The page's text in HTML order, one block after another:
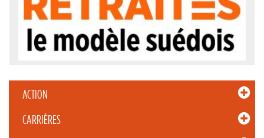
ACTION
CARRIÈRES